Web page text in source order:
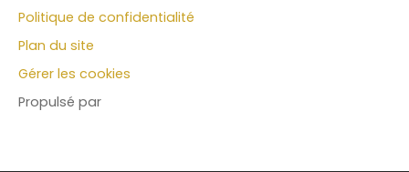
Politique de confidentialité
Plan du site
Gérer les cookies
Propulsé par